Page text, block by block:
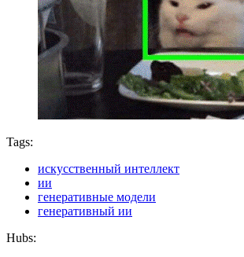
Tags:
искусственный интеллект
ии
генеративные модели
генеративный ии
Hubs: